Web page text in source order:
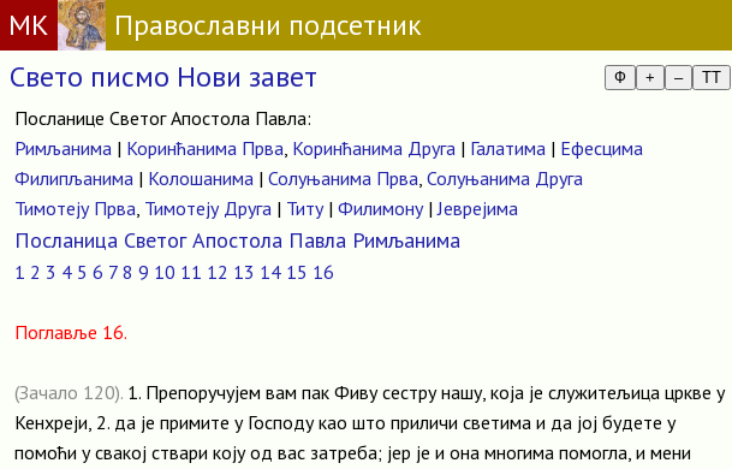
МК
Православни подсетник
Свето писмо Нови завет
Ф + – TT
Посланице Светог Апостола Павла:
Римљанима | Коринћанима Прва, Коринћанима Друга | Галатима | Ефесцима
Филипљанима | Колошанима | Солуњанима Прва, Солуњанима Друга
Тимотеју Прва, Тимотеју Друга | Титу| Филимону|Јеврејима
Посланица Светог Апостола Павла Римљанима
1 2 3 4 5 6 7 8 9 10 11 12 13 14 15 16
Поглавље 16.
(Зачало 120). 1. Препоручујем вам пак Фиву сестру нашу, која је служитељица цркве у
Кенхреји, 2. да је примите у Господу као што приличи светима и да јој будете у
помоћи у свакој ствари коју од вас затреба; јер је и она многима помогла, и мени